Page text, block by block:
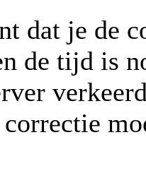
dat je de
de tijd is
correctie